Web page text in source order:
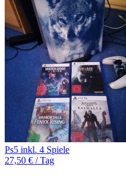
Ps5 inkl. 4 Spiele
27,50 € / Tag